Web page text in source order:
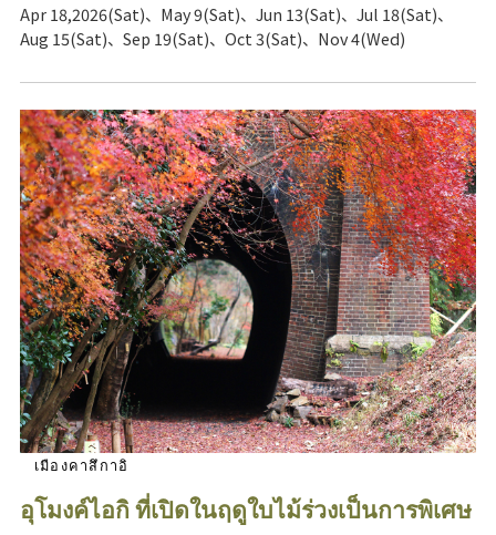
Apr 18,2026(Sat)、May 9(Sat)、Jun 13(Sat)、Jul 18(Sat)、
Aug 15(Sat)、Sep 19(Sat)、Oct 3(Sat)、Nov 4(Wed)
เมืองคาสึกาอิ
อุโมงค์ไอกิ ที่เปิดในฤดูใบไม้ร่วงเป็นการพิเศษ